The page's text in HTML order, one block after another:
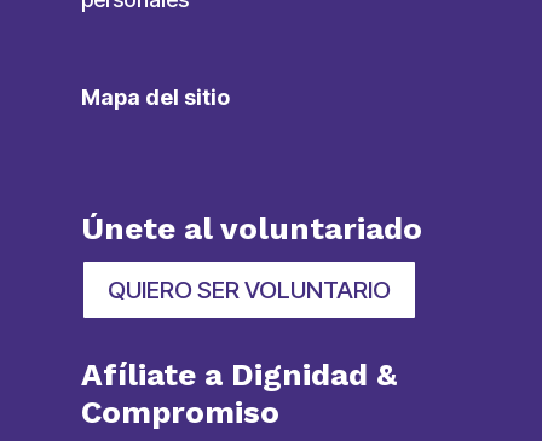
Mapa del sitio
Únete al voluntariado
QUIERO SER VOLUNTARIO
Afíliate a Dignidad &
Compromiso